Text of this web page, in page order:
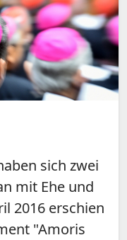
sich zwei
mit Ehe und
2016 erschien
"Amoris